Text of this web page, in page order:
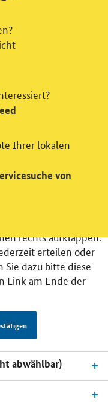
und Energie
/ oder
Webseite: Wir
verstehen, um
Zusätzlich
rechts aufklappen.
erteilen oder
dazu bitte diese
Link am Ende der
abwählbar)
Ihrer lokalen
von